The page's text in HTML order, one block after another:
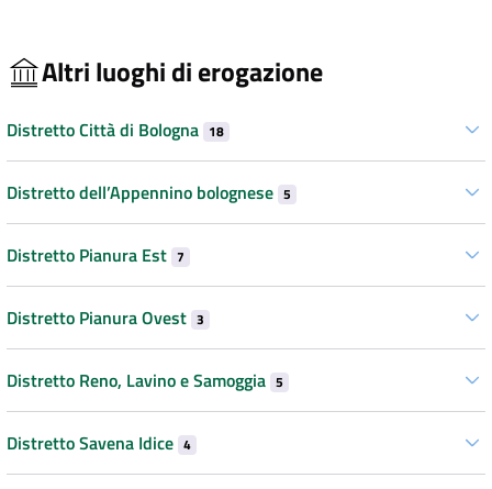
Altri luoghi di erogazione
Distretto Città di Bologna 18
Distretto dell’Appennino bolognese 5
Distretto Pianura Est 7
Distretto Pianura Ovest 3
Distretto Reno, Lavino e Samoggia 5
Distretto Savena Idice 4